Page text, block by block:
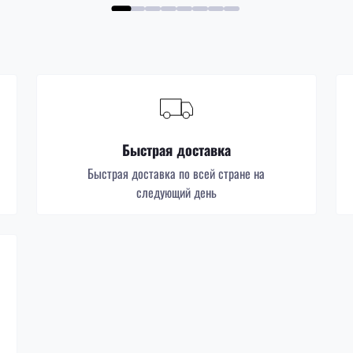
Быстрая доставка
Быстрая доставка по всей стране на
следующий день